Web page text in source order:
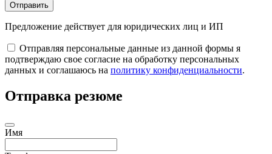
Отправить
Предложение действует для юридических лиц и ИП
Отправляя персональные данные из данной формы я
подтверждаю свое согласие на обработку персональных
данных и соглашаюсь на политику конфиденциальности.
Отправка резюме
Имя